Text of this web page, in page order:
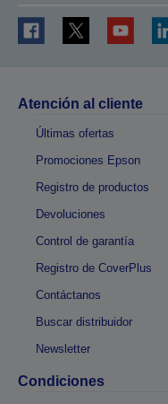
Atención al cliente
Últimas ofertas
Promociones Epson
Registro de productos
Devoluciones
Control de garantía
Registro de CoverPlus
Contáctanos
Buscar distribuidor
Newsletter
Condiciones